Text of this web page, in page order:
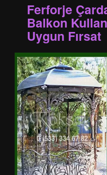
Ferforje
Balkon
Uygun Fırsat